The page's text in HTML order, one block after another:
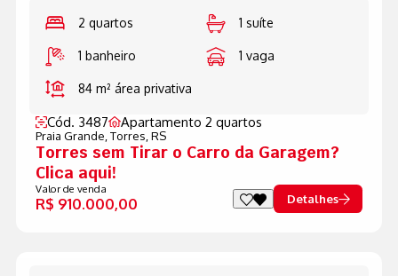
2 quartos 1 suíte
1 banheiro 1 vaga
84 m² área privativa
Cód. 3487 Apartamento 2 quartos
Praia Grande,Torres, RS
Torres sem Tirar o Carro da Garagem?
Clica aqui!
Valor de venda
R$ 910.000,00 Detalhes